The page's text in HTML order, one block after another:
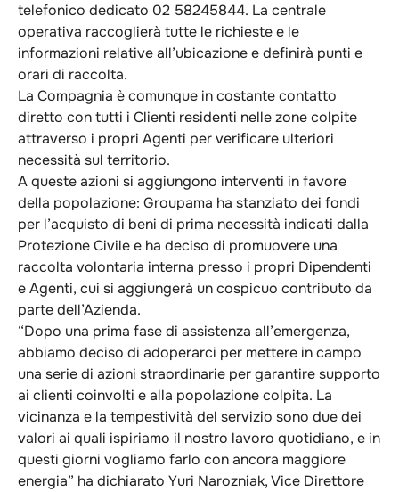
telefonico dedicato 02 58245844. La centrale
operativa raccoglierà tutte le richieste e le
informazioni relative all’ubicazione e definirà punti e
orari di raccolta.
La Compagnia è comunque in costante contatto
diretto con tutti i Clienti residenti nelle zone colpite
attraverso i propri Agenti per verificare ulteriori
necessità sul territorio.
A queste azioni si aggiungono interventi in favore
della popolazione: Groupama ha stanziato dei fondi
per l’acquisto di beni di prima necessità indicati dalla
Protezione Civile e ha deciso di promuovere una
raccolta volontaria interna presso i propri Dipendenti
e Agenti, cui si aggiungerà un cospicuo contributo da
parte dell’Azienda.
“Dopo una prima fase di assistenza all’emergenza,
abbiamo deciso di adoperarci per mettere in campo
una serie di azioni straordinarie per garantire supporto
ai clienti coinvolti e alla popolazione colpita. La
vicinanza e la tempestività del servizio sono due dei
valori ai quali ispiriamo il nostro lavoro quotidiano, e in
questi giorni vogliamo farlo con ancora maggiore
energia” ha dichiarato Yuri Narozniak, Vice Direttore